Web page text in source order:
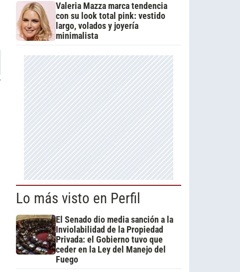
Valeria Mazza marca tendencia
con su look total pink: vestido
largo, volados y joyería
minimalista
Lo más visto en Perfil
El Senado dio media sanción a la
Inviolabilidad de la Propiedad
Privada: el Gobierno tuvo que
ceder en la Ley del Manejo del
Fuego